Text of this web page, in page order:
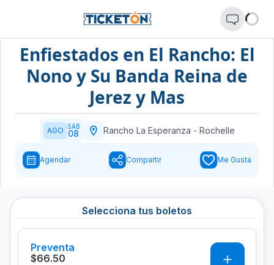
Enfiestados en El Rancho: El
Nono y Su Banda Reina de
Jerez y Mas
AGO SÁB
08 Rancho La Esperanza - Rochelle
Agendar Compartir Me Gusta
Selecciona tus boletos
Preventa
$66.50